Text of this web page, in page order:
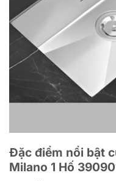
Đặc điểm nổi bật
Milano 1 Hố